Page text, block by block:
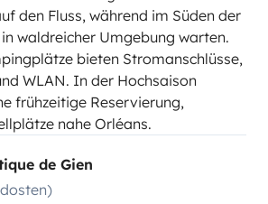
den Fluss, während im Süden der
waldreicher Umgebung warten.
bieten Stromanschlüsse,
WLAN. In der Hochsaison
frühzeitige Reservierung,
nahe Orléans.
de Gien